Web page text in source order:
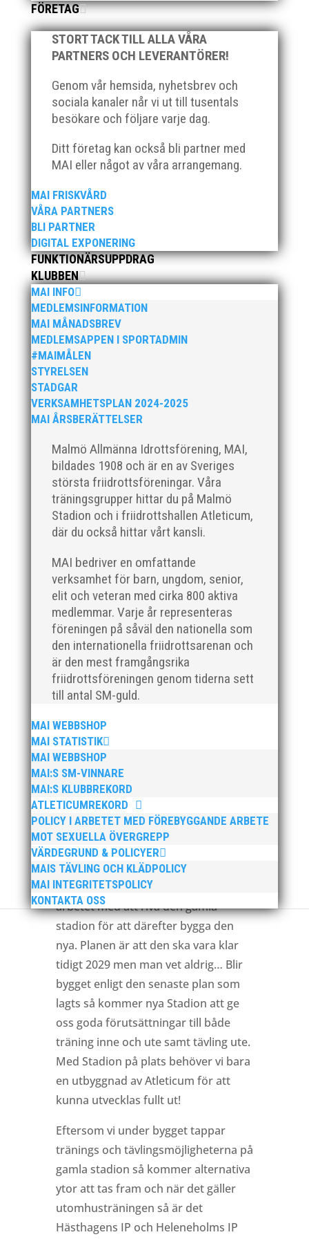
FÖRETAG
STORT TACK TILL ALLA VÅRA
PARTNERS OCH LEVERANTÖRER!
Genom vår hemsida, nyhetsbrev och
sociala kanaler når vi ut till tusentals
besökare och följare varje dag.
Ditt företag kan också bli partner med
MAI eller något av våra arrangemang.
MAI FRISKVÅRD
VÅRA PARTNERS
BLI PARTNER
DIGITAL EXPONERING
FUNKTIONÄRSUPPDRAG
KLUBBEN
MAI INFO
MEDLEMSINFORMATION
MAI MÅNADSBREV
MEDLEMSAPPEN I SPORTADMIN
#MAIMÅLEN
STYRELSEN
STADGAR
VERKSAMHETSPLAN 2024-2025
MAI ÅRSBERÄTTELSER
Malmö Allmänna Idrottsförening, MAI,
bildades 1908 och är en av Sveriges
största friidrottsföreningar. Våra
träningsgrupper hittar du på Malmö
Stadion och i friidrottshallen Atleticum,
där du också hittar vårt kansli.
MAI bedriver en omfattande
verksamhet för barn, ungdom, senior,
elit och veteran med cirka 800 aktiva
medlemmar. Varje år representeras
föreningen på såväl den nationella som
den internationella friidrottsarenan och
är den mest framgångsrika
friidrottsföreningen genom tiderna sett
till antal SM-guld.
MAI WEBBSHOP
MAI STATISTIK
MAI WEBBSHOP
MAI:S SM-VINNARE
MAI:S KLUBBREKORD
ATLETICUMREKORD
POLICY I ARBETET MED FÖREBYGGANDE ARBETE
MOT SEXUELLA ÖVERGREPP
VÄRDEGRUND & POLICYER
MAIS TÄVLING OCH KLÄDPOLICY
MAI INTEGRITETSPOLICY
KONTAKTA OSS
Klubbchef. För att lösa de mest akuta
uppgifterna i den rollen, fram tills
den slutgiltiga organisationen är på
min ”civila” verksamhet och lägger
50% eller mer av min arbetstid tid på
MAI.
Marknad och Evenemang
Våra fantastiska funktionärer tar nu
en välbehövlig paus efter sommarens
förhoppningsvis roliga, men också
utmanande evenemang. Tack för er
insats! Ladda nu batterierna för
nästa år behövs ert helhjärtade stöd
igen.
Evenemangsteamet på kansliet
jobbar outtröttligt på med planering
för framtida lopp och tävlingar. Utan
dessa evenemang hade vi ej kunnat
bedriva den omfattande verksamhet
kommunala bidragen vi får långt
ifrån räcker till för att täcka
kostnaderna. Eftersom Broloppet är
avslutat så kommer Fredrik
Montgomery att söka nya uppdrag
och lämnar teamet inom kort. Stort
tack för denna tid!
Nyrekrytering av idrottskonsulent
Äntligen är vi igång med rekrytering
av 1-2 efterlängtade
idrottskonsulenter! Väl på plats ska
de stötta vår Sportchef Thomas
Leandersson i hans arbete med att
utveckla vår barn- och
ungdomsverksamhet mot nya höjder.
Det blir antingen en heltidstjänst eller
två halvtidare.
Stadion
Efter många turer med både Malmö
stad och andra aktörer börjar nu
arbetet med att riva den gamla
stadion för att därefter bygga den
nya. Planen är att den ska vara klar
tidigt 2029 men man vet aldrig… Blir
bygget enligt den senaste plan som
lagts så kommer nya Stadion att ge
oss goda förutsättningar till både
träning inne och ute samt tävling ute.
Med Stadion på plats behöver vi bara
en utbyggnad av Atleticum för att
kunna utvecklas fullt ut!
Eftersom vi under bygget tappar
tränings och tävlingsmöjligheterna på
gamla stadion så kommer alternativa
ytor att tas fram och när det gäller
utomhusträningen så är det
Hästhagens IP och Heleneholms IP